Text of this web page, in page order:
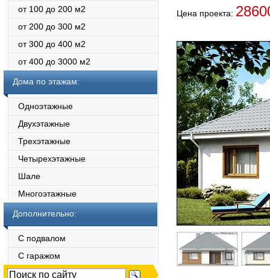
от 100 до 200 м2
от 200 до 300 м2
от 300 до 400 м2
от 400 до 3000 м2
Дома по этажам:
Одноэтажные
Двухэтажные
Трехэтажные
Четырехэтажные
Шале
Многоэтажные
Дополнительно:
С подвалом
С гаражом
Цена проекта: